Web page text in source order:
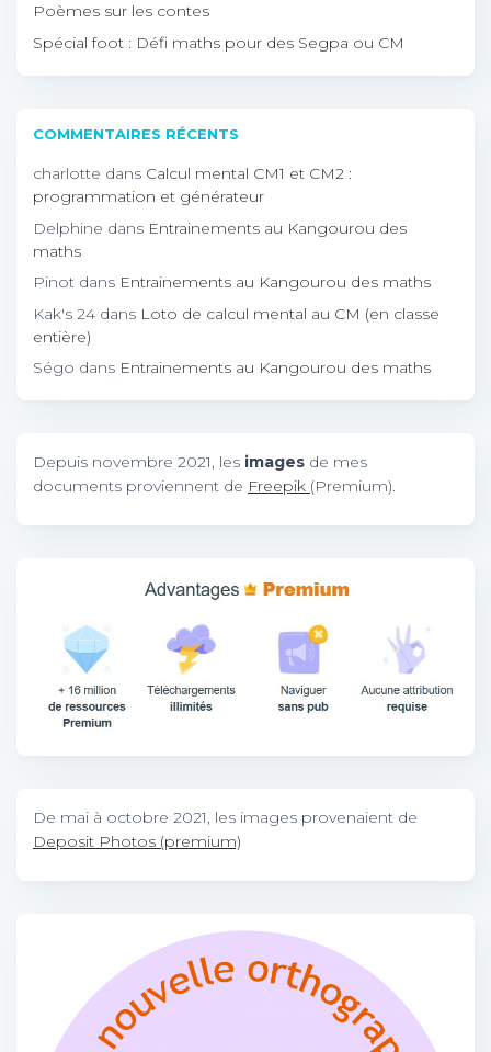
Poèmes sur les contes
Spécial foot : Défi maths pour des Segpa ou CM
COMMENTAIRES RÉCENTS
charlotte dans Calcul mental CM1 et CM2 :
programmation et générateur
Delphine dans Entrainements au Kangourou des
maths
Pinot dans Entrainements au Kangourou des maths
Kak's 24 dans Loto de calcul mental au CM (en classe
entière)
Ségo dans Entrainements au Kangourou des maths
Depuis novembre 2021, les images de mes
documents proviennent de Freepik (Premium).
De mai à octobre 2021, les images provenaient de
Deposit Photos (premium)